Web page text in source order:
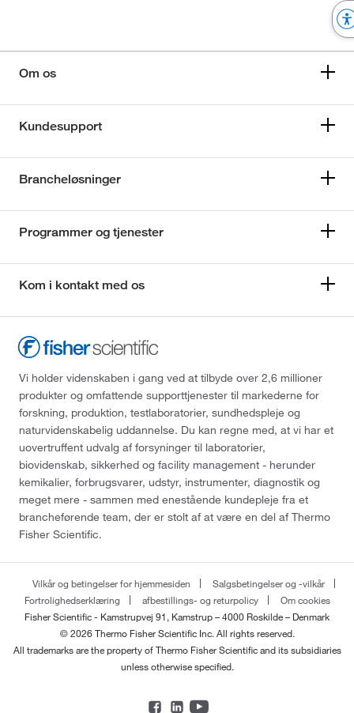
Om os
Kundesupport
Brancheløsninger
Programmer og tjenester
Kom i kontakt med os
Vi holder videnskaben i gang ved at tilbyde over 2,6 millioner
produkter og omfattende supporttjenester til markederne for
forskning, produktion, testlaboratorier, sundhedspleje og
naturvidenskabelig uddannelse. Du kan regne med, at vi har et
uovertruffent udvalg af forsyninger til laboratorier,
biovidenskab, sikkerhed og facility management - herunder
kemikalier, forbrugsvarer, udstyr, instrumenter, diagnostik og
meget mere - sammen med enestående kundepleje fra et
brancheførende team, der er stolt af at være en del af Thermo
Fisher Scientific.
Vilkår og betingelser for hjemmesiden
Salgsbetingelser og -vilkår
Fortrolighedserklæring
afbestillings- og returpolicy
Om cookies
Fisher Scientific - Kamstrupvej 91, Kamstrup – 4000 Roskilde – Denmark
© 2026 Thermo Fisher Scientific Inc. All rights reserved.
All trademarks are the property of Thermo Fisher Scientific and its subsidiaries
unless otherwise specified.